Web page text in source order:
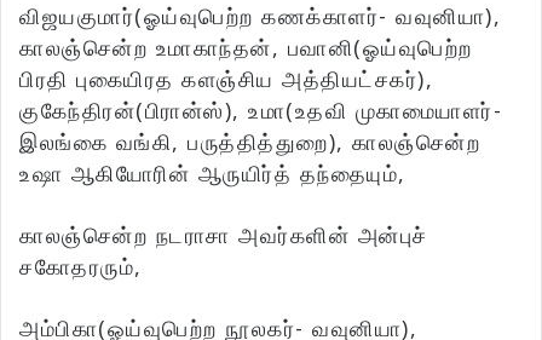
விஜயகுமார்(ஓய்வுபெற்ற கணக்காளர்- வவுனியா),
காலஞ்சென்ற உமாகாந்தன், பவானி(ஓய்வுபெற்ற
பிரதி புகையிரத களஞ்சிய அத்தியட்சகர்),
குகேந்திரன்(பிரான்ஸ்), உமா(உதவி முகாமையாளர்-
இலங்கை வங்கி, பருத்தித்துறை), காலஞ்சென்ற
உஷா ஆகியோரின் ஆருயிர்த் தந்தையும்,
காலஞ்சென்ற நடராசா அவர்களின் அன்புச்
சகோதரரும்,
அம்பிகா(ஓய்வுபெற்ற நூலகர்- வவுனியா),